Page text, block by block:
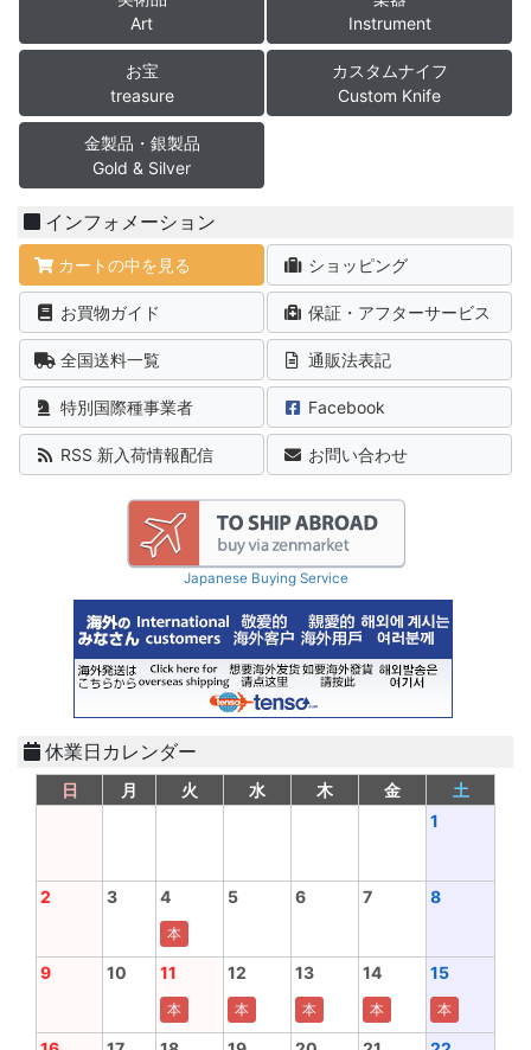
Art
Instrument
お宝
treasure
カスタムナイフ
Custom Knife
金製品・銀製品
Gold & Silver
インフォメーション
カートの中を見る ショッピング
お買物ガイド 保証・アフターサービス
全国送料一覧 通販法表記
特別国際種事業者 Facebook
RSS 新入荷情報配信 お問い合わせ
Japanese Buying Service
休業日カレンダー
日 月 火 水 木 金
土
1
2 3 4
本
5 6 7 8
9 10 11
本
12
本
13
本
14
本
15
本